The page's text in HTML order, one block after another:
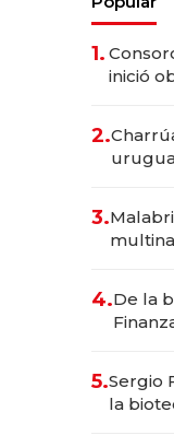
1.
inició
2.
3.
4.De la
5.Sergio
la